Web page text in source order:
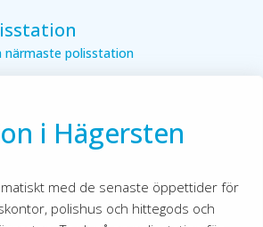
närmaste polisstation
i Hägersten
med de senaste öppettider för
polishus och hittegods och